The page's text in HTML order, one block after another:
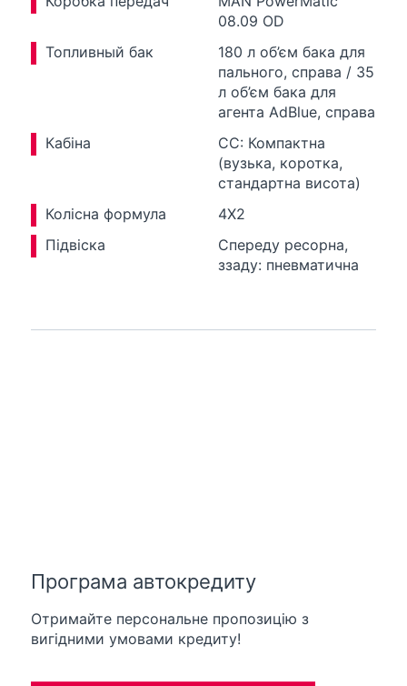
08.09 OD
Топливный бак
180 л об’єм бака для
пального, справа / 35
л об’єм бака для
агента AdBlue, справа
Кабіна
CC: Компактна
(вузька, коротка,
стандартна висота)
Колісна формула
4X2
Підвіска
Спереду ресорна,
ззаду: пневматична
Програма автокредиту
Отримайте персональне пропозицію з
вигідними умовами кредиту!